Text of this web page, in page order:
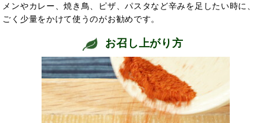
メンやカレー、焼き鳥、ピザ、パスタなど辛みを足したい時に、
ごく少量をかけて使うのがお勧めです。
お召し上がり方